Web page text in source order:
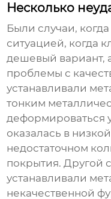
Несколько
Были случаи,
ситуацией, когда
дешевый вариант,
проблемы с
устанавливали
тонким
деформироваться
оказалась в
недостаточном
покрытия. Другой
устанавливали
некачественной